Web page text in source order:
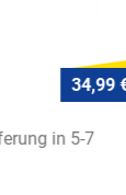
34,99
in 5-7